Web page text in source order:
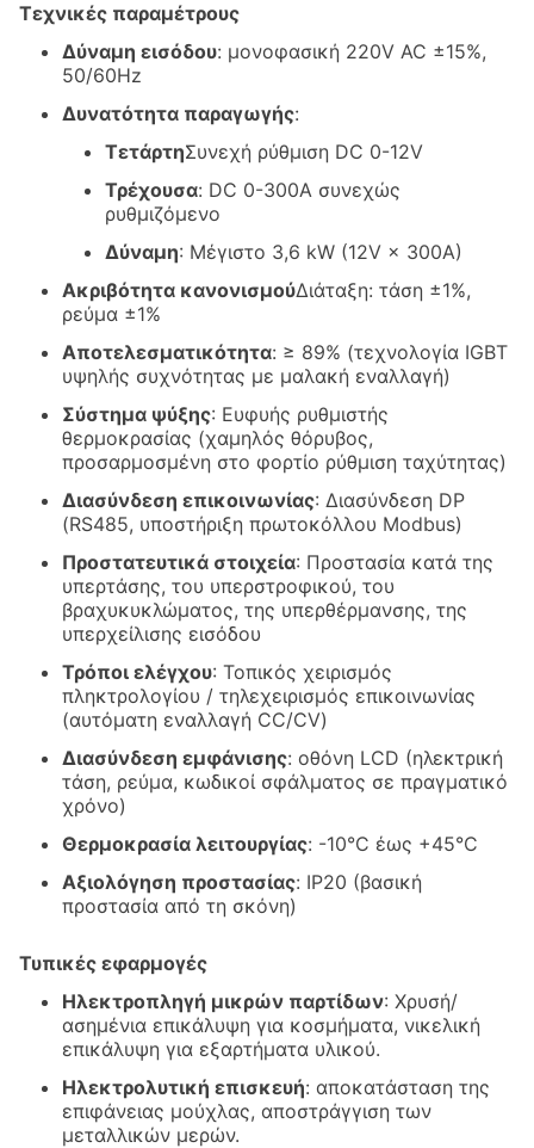
Τεχνικές παραμέτρους
Δύναμη εισόδου: μονοφασική 220V AC ±15%,
50/60Hz
Δυνατότητα παραγωγής:
ΤετάρτηΣυνεχή ρύθμιση DC 0-12V
Τρέχουσα: DC 0-300A συνεχώς
ρυθμιζόμενο
Δύναμη: Μέγιστο 3,6 kW (12V × 300A)
Ακριβότητα κανονισμούΔιάταξη: τάση ±1%,
ρεύμα ±1%
Αποτελεσματικότητα: ≥ 89% (τεχνολογία IGBT
υψηλής συχνότητας με μαλακή εναλλαγή)
Σύστημα ψύξης: Ευφυής ρυθμιστής
θερμοκρασίας (χαμηλός θόρυβος,
προσαρμοσμένη στο φορτίο ρύθμιση ταχύτητας)
Διασύνδεση επικοινωνίας: Διασύνδεση DP
(RS485, υποστήριξη πρωτοκόλλου Modbus)
Προστατευτικά στοιχεία: Προστασία κατά της
υπερτάσης, του υπερστροφικού, του
βραχυκυκλώματος, της υπερθέρμανσης, της
υπερχείλισης εισόδου
Τρόποι ελέγχου: Τοπικός χειρισμός
πληκτρολογίου / τηλεχειρισμός επικοινωνίας
(αυτόματη εναλλαγή CC/CV)
Διασύνδεση εμφάνισης: οθόνη LCD (ηλεκτρική
τάση, ρεύμα, κωδικοί σφάλματος σε πραγματικό
χρόνο)
Θερμοκρασία λειτουργίας: -10°C έως +45°C
Αξιολόγηση προστασίας: IP20 (βασική
προστασία από τη σκόνη)
Τυπικές εφαρμογές
Ηλεκτροπληγή μικρών παρτίδων: Χρυσή/
ασημένια επικάλυψη για κοσμήματα, νικελική
επικάλυψη για εξαρτήματα υλικού.
Ηλεκτρολυτική επισκευή: αποκατάσταση της
επιφάνειας μούχλας, αποστράγγιση των
μεταλλικών μερών.